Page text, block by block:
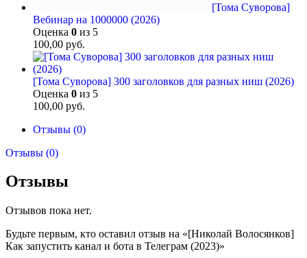
[Тома Суворова]
Вебинар на 1000000 (2026)
Оценка 0 из 5
100,00 руб.
[Тома Суворова] 300 заголовков для разных ниш (2026)
Оценка 0 из 5
100,00 руб.
Отзывы (0)
Отзывы (0)
Отзывы
Отзывов пока нет.
Будьте первым, кто оставил отзыв на «[Николай Волосянков]
Как запустить канал и бота в Телеграм (2023)»